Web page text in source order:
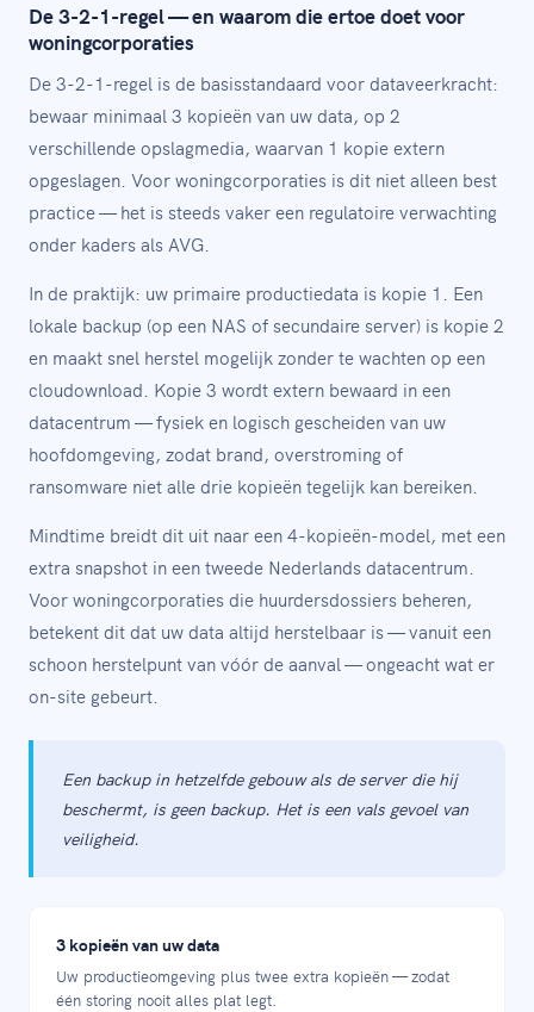
De 3-2-1-regel — en waarom die ertoe doet voor
woningcorporaties
De 3-2-1-regel is de basisstandaard voor dataveerkracht:
bewaar minimaal 3 kopieën van uw data, op 2
verschillende opslagmedia, waarvan 1 kopie extern
opgeslagen. Voor woningcorporaties is dit niet alleen best
practice — het is steeds vaker een regulatoire verwachting
onder kaders als AVG.
In de praktijk: uw primaire productiedata is kopie 1. Een
lokale backup (op een NAS of secundaire server) is kopie 2
en maakt snel herstel mogelijk zonder te wachten op een
cloudownload. Kopie 3 wordt extern bewaard in een
datacentrum — fysiek en logisch gescheiden van uw
hoofdomgeving, zodat brand, overstroming of
ransomware niet alle drie kopieën tegelijk kan bereiken.
Mindtime breidt dit uit naar een 4-kopieën-model, met een
extra snapshot in een tweede Nederlands datacentrum.
Voor woningcorporaties die huurdersdossiers beheren,
betekent dit dat uw data altijd herstelbaar is — vanuit een
schoon herstelpunt van vóór de aanval — ongeacht wat er
on-site gebeurt.
Een backup in hetzelfde gebouw als de server die hij
beschermt, is geen backup. Het is een vals gevoel van
veiligheid.
3 kopieën van uw data
Uw productieomgeving plus twee extra kopieën — zodat
één storing nooit alles plat legt.